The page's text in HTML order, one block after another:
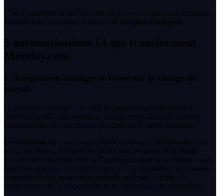
C’est exactement la ou l’IA entre en jeu — non pas pour remplacer
Monday.com, mais pour le rendre 10 fois plus intelligent
5 automatisations IA qui transforment
Monday.com
1. Assignation intelligente basee sur la charge de
travail
Le probleme classique : un chef de projet assigne les taches au
“meilleur profil” sans verifier sa charge reelle. Resultat, certains
collaborateurs sont surcharges pendant que d’autres attendent.
Le workflow IA
: un scenario N8N interroge l’API Monday.com
toutes les heures, recupere les taches non assignees et la charge
actuelle de chaque membre de l’equipe (nombre de taches en cours,
deadlines proches, heures estimees). Un LLM analyse ces donnees
et recommande l’assignation optimale en tenant compte des
competences, de la disponibilite et de l’historique de performance.